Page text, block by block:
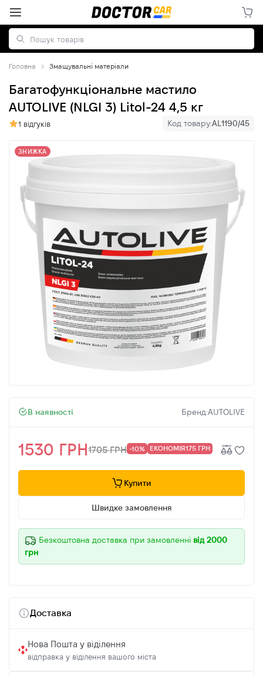
Головна Змащувальні матеріали
Багатофункціональне мастило
AUTOLIVE (NLGI 3) Litol-24 4,5 кг
1 відгуків Код товару:AL1190/45
ЗНИЖКА
В наявності Бренд:AUTOLIVE
1530 ГРН1705 ГРН -10% ЕКОНОМІЯ175 ГРН
Купити
Швидке замовлення
Безкоштовна доставка при замовленні від 2000
грн
Доставка
Нова Пошта у віділення
відправка у віділення вашого міста